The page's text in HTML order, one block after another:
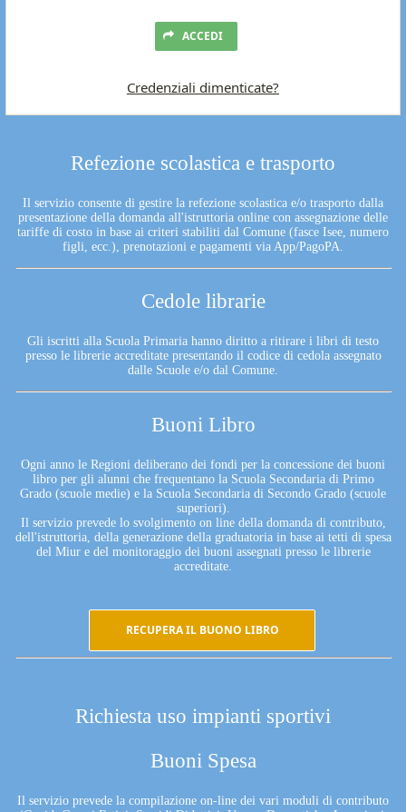
Refezione scolastica e trasporto
Il servizio consente di gestire la refezione scolastica e/o trasporto dalla
presentazione della domanda all'istruttoria online con assegnazione delle
tariffe di costo in base ai criteri stabiliti dal Comune (fasce Isee, numero
figli, ecc.), prenotazioni e pagamenti via App/PagoPA.
Cedole librarie
Gli iscritti alla Scuola Primaria hanno diritto a ritirare i libri di testo
presso le librerie accreditate presentando il codice di cedola assegnato
dalle Scuole e/o dal Comune.
Buoni Libro
Ogni anno le Regioni deliberano dei fondi per la concessione dei buoni
libro per gli alunni che frequentano la Scuola Secondaria di Primo
Grado (scuole medie) e la Scuola Secondaria di Secondo Grado (scuole
superiori).
Il servizio prevede lo svolgimento on line della domanda di contributo,
dell'istruttoria, della generazione della graduatoria in base ai tetti di spesa
del Miur e del monitoraggio dei buoni assegnati presso le librerie
accreditate.
RECUPERA IL BUONO LIBRO
Richiesta uso impianti sportivi
Buoni Spesa
Il servizio prevede la compilazione on-line dei vari moduli di contributo
ACCEDI
Credenziali dimenticate?